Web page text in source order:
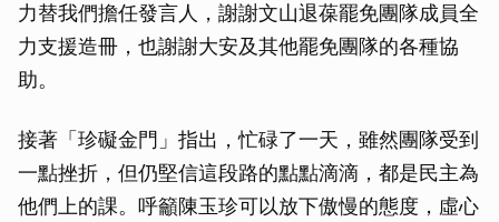
力替我們擔任發言人，謝謝文山退葆罷免團隊成員全
力支援造冊，也謝謝大安及其他罷免團隊的各種協
助。
接著「珍礙金門」指出，忙碌了一天，雖然團隊受到
一點挫折，但仍堅信這段路的點點滴滴，都是民主為
他們上的課。呼籲陳玉珍可以放下傲慢的態度，虛心